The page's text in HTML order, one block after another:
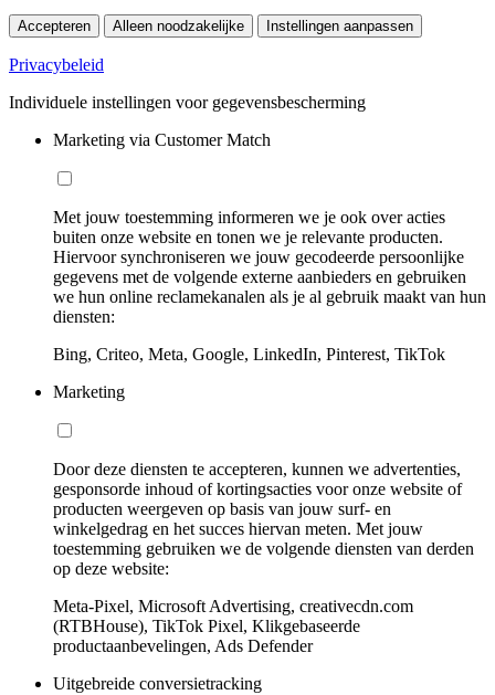
Accepteren Alleen noodzakelijke Instellingen aanpassen
Privacybeleid
Individuele instellingen voor gegevensbescherming
Marketing via Customer Match
Met jouw toestemming informeren we je ook over acties
buiten onze website en tonen we je relevante producten.
Hiervoor synchroniseren we jouw gecodeerde persoonlijke
gegevens met de volgende externe aanbieders en gebruiken
we hun online reclamekanalen als je al gebruik maakt van hun
diensten:
Bing, Criteo, Meta, Google, LinkedIn, Pinterest, TikTok
Marketing
Door deze diensten te accepteren, kunnen we advertenties,
gesponsorde inhoud of kortingsacties voor onze website of
producten weergeven op basis van jouw surf- en
winkelgedrag en het succes hiervan meten. Met jouw
toestemming gebruiken we de volgende diensten van derden
op deze website:
Meta-Pixel, Microsoft Advertising, creativecdn.com
(RTBHouse), TikTok Pixel, Klikgebaseerde
productaanbevelingen, Ads Defender
Uitgebreide conversietracking